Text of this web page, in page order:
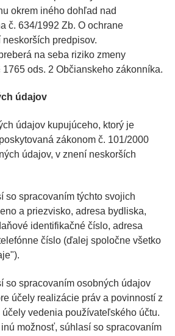
okrem iného dohľad nad
č. 634/1992 Zb. O ochrane
predpisov.
na seba riziko zmeny
ods. 2 Občianskeho zákonníka.
údajov
údajov kupujúceho, ktorý je
zákonom č. 101/2000
údajov, v znení neskorších
so spracovaním týchto svojich
a priezvisko, adresa bydliska,
identifikačné číslo, adresa
číslo (ďalej spoločne všetko
so spracovaním osobných údajov
účely realizácie práv a povinností z
vedenia používateľského účtu.
možnosť, súhlasí so spracovaním